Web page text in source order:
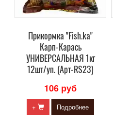
Прикормка "Fish.ka"
Карп-Карась
УНИВЕРСАЛЬНАЯ 1кг
12шт/уп. (Арт-RS23)
106 руб
+ Подробнее